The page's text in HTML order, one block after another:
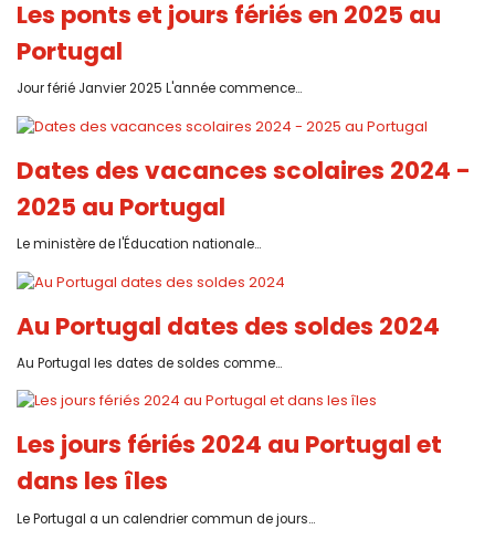
Les ponts et jours fériés en 2025 au
Portugal
Jour férié Janvier 2025 L'année commence...
Dates des vacances scolaires 2024 -
2025 au Portugal
Le ministère de l'Éducation nationale...
Au Portugal dates des soldes 2024
Au Portugal les dates de soldes comme...
Les jours fériés 2024 au Portugal et
dans les îles
Le Portugal a un calendrier commun de jours...